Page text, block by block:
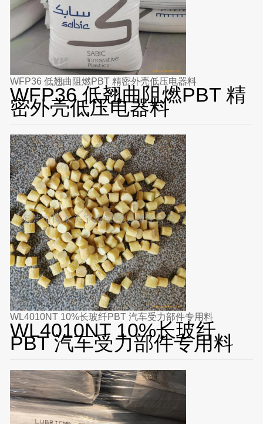
WFP36 低翘曲阻燃PBT 精密外壳低压电器料
WFP36 低翘曲阻燃PBT 精
密外壳低压电器料
WL4010NT 10%长玻纤PBT 汽车受力部件专用料
WL4010NT 10%长玻纤
PBT 汽车受力部件专用料